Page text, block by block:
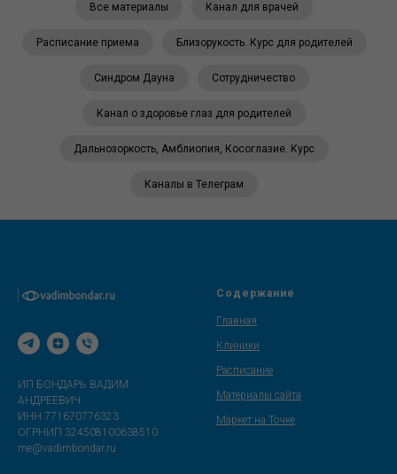
Все материалы Канал для врачей
Расписание приема Близорукость. Курс для родителей
Синдром Дауна Сотрудничество
Канал о здоровье глаз для родителей
Дальнозоркость, Амблиопия, Косоглазие. Курс
Каналы в Телеграм
ИП БОНДАРЬ ВАДИМ
АНДРЕЕВИЧ
ИНН 771670776323
ОГРНИП 324508100638510
me@vadimbondar.ru
Содержание
Главная
Клиники
Расписание
Материалы сайта
Маркет на Точке